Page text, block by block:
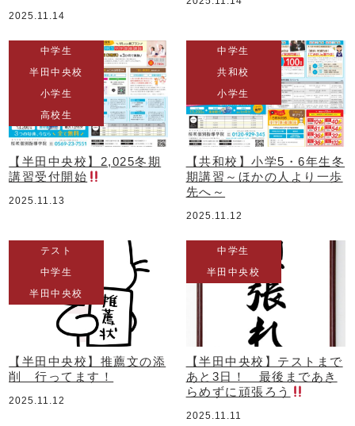
2025.11.14
中学生
半田中央校
小学生
高校生
【半田中央校】2,025冬期
講習受付開始
2025.11.13
中学生
共和校
小学生
【共和校】小学5・6年生冬
期講習～ほかの人より一歩
先へ～
2025.11.12
テスト
中学生
半田中央校
【半田中央校】推薦文の添
削 行ってます！
2025.11.12
中学生
半田中央校
【半田中央校】テストまで
あと3日！ 最後まであき
らめずに頑張ろう
2025.11.11